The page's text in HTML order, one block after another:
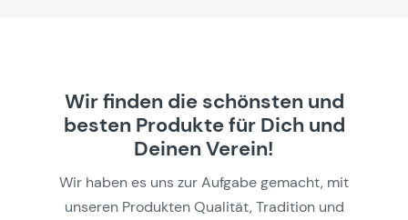
Wir finden die schönsten und
besten Produkte für Dich und
Deinen Verein!
Wir haben es uns zur Aufgabe gemacht, mit
unseren Produkten Qualität, Tradition und